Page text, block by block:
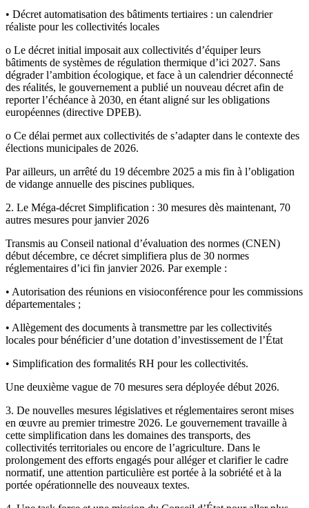
• Décret automatisation des bâtiments tertiaires : un calendrier
réaliste pour les collectivités locales
o Le décret initial imposait aux collectivités d’équiper leurs
bâtiments de systèmes de régulation thermique d’ici 2027. Sans
dégrader l’ambition écologique, et face à un calendrier déconnecté
des réalités, le gouvernement a publié un nouveau décret afin de
reporter l’échéance à 2030, en étant aligné sur les obligations
européennes (directive DPEB).
o Ce délai permet aux collectivités de s’adapter dans le contexte des
élections municipales de 2026.
Par ailleurs, un arrêté du 19 décembre 2025 a mis fin à l’obligation
de vidange annuelle des piscines publiques.
2. Le Méga-décret Simplification : 30 mesures dès maintenant, 70
autres mesures pour janvier 2026
Transmis au Conseil national d’évaluation des normes (CNEN)
début décembre, ce décret simplifiera plus de 30 normes
réglementaires d’ici fin janvier 2026. Par exemple :
• Autorisation des réunions en visioconférence pour les commissions
départementales ;
• Allègement des documents à transmettre par les collectivités
locales pour bénéficier d’une dotation d’investissement de l’État
• Simplification des formalités RH pour les collectivités.
Une deuxième vague de 70 mesures sera déployée début 2026.
3. De nouvelles mesures législatives et réglementaires seront mises
en œuvre au premier trimestre 2026. Le gouvernement travaille à
cette simplification dans les domaines des transports, des
collectivités territoriales ou encore de l’agriculture. Dans le
prolongement des efforts engagés pour alléger et clarifier le cadre
normatif, une attention particulière est portée à la sobriété et à la
portée opérationnelle des nouveaux textes.